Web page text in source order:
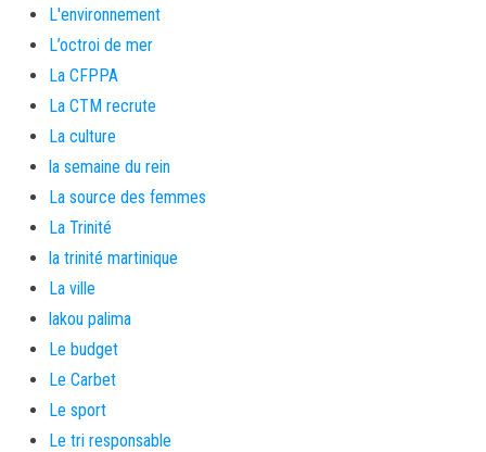
L'environnement
L’octroi de mer
La CFPPA
La CTM recrute
La culture
la semaine du rein
La source des femmes
La Trinité
la trinité martinique
La ville
lakou palima
Le budget
Le Carbet
Le sport
Le tri responsable